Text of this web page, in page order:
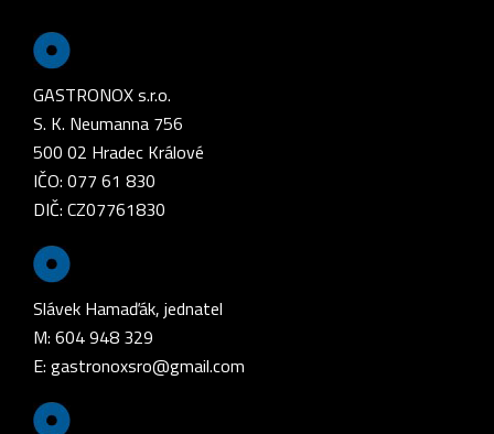
GASTRONOX s.r.o.
S. K. Neumanna 756
500 02 Hradec Králové
IČO: 077 61 830
DIČ: CZ07761830
Slávek Hamaďák, jednatel
M: 604 948 329
E: gastronoxsro@gmail.com